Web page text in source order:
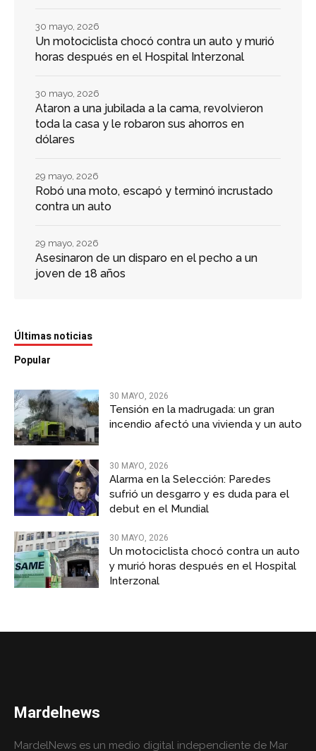
Un motociclista chocó contra un auto y murió
horas después en el Hospital Interzonal
30 mayo, 2026
Ataron a una jubilada a la cama, revolvieron
toda la casa y le robaron sus ahorros en
dólares
30 mayo, 2026
Robó una moto, escapó y terminó incrustado
contra un auto
29 mayo, 2026
Asesinaron de un disparo en el pecho a un
joven de 18 años
29 mayo, 2026
Últimas noticias
Popular
30 MAYO, 2026
Tensión en la madrugada: un gran
incendio afectó una vivienda y un auto
30 MAYO, 2026
Alarma en la Selección: Paredes
sufrió un desgarro y es duda para el
debut en el Mundial
30 MAYO, 2026
Un motociclista chocó contra un auto
y murió horas después en el Hospital
Interzonal
Mardelnews
MardelNews es un medio digital independiente de Mar